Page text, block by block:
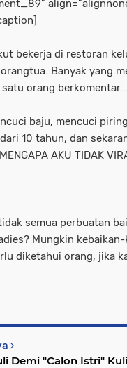
bekerja di restoran
Banyak yang
orang berkomentar...
baju, mencuci
10 tahun, dan
AKU TIDAK
semua perbuatan
Mungkin
diketahui orang, jika
Demi "Calon Istri"